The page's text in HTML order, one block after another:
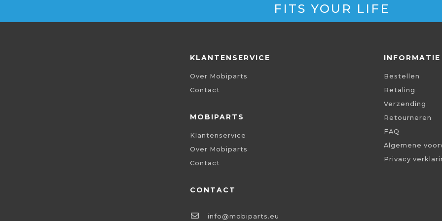
FITS YOUR LIFE
KLANTENSERVICE
Over Mobiparts
Contact
MOBIPARTS
Klantenservice
Over Mobiparts
Contact
CONTACT
info@mobiparts.eu
INFORMATIE
Bestellen
Betaling
Verzending
Retourneren
FAQ
Algemene
Privacy